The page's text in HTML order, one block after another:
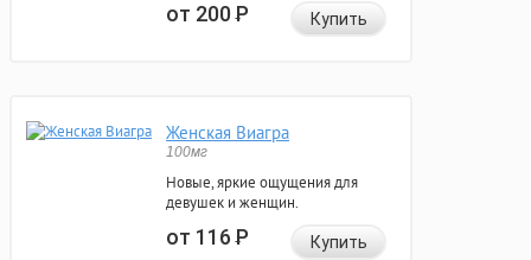
от 200Р Купить
Женская Виагра
100мг
Новые, яркие ощущения для
девушек и женщин.
от 116Р Купить